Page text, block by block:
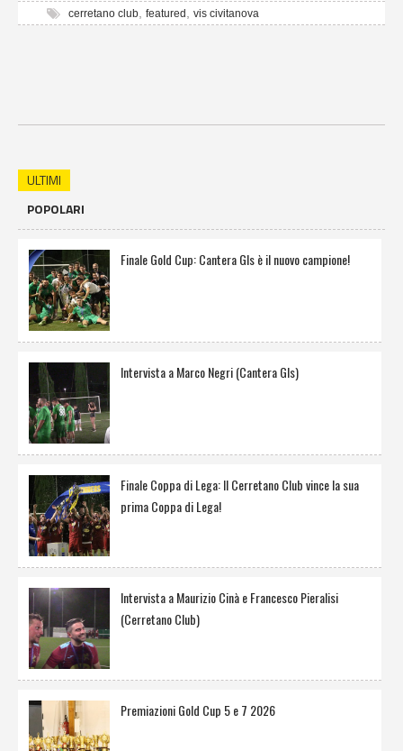
cerretano club featured vis civitanova
ULTIMI
POPOLARI
Finale Gold Cup: Cantera Gls è il nuovo campione!
Intervista a Marco Negri (Cantera Gls)
Finale Coppa di Lega: Il Cerretano Club vince la sua
prima Coppa di Lega!
Intervista a Maurizio Cinà e Francesco Pieralisi
(Cerretano Club)
Premiazioni Gold Cup 5 e 7 2026